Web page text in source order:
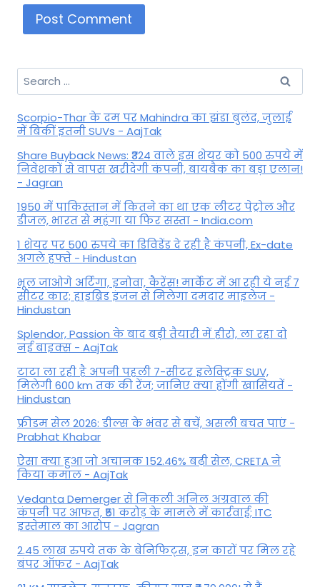
Search
for:
Scorpio-Thar के दम पर Mahindra का झंडा बुलंद, जुलाई
में बिकीं इतनी SUVs - AajTak
Share Buyback News: ₹324 वाले इस शेयर को 500 रुपये में
निवेशकों से वापस खरीदेगी कंपनी, बायबैक का बड़ा एलान!
- Jagran
1950 में पाकिस्तान में कितने का था एक लीटर पेट्रोल और
डीजल, भारत से महंगा या फिर सस्ता - India.com
1 शेयर पर 500 रुपये का डिविडेंड दे रही है कंपनी, Ex-date
अगले हफ्ते - Hindustan
भूल जाओगे अर्टिगा, इनोवा, कैरेंस! मार्केट में आ रही ये नई 7
सीटर कार; हाइब्रिड इंजन से मिलेगा दमदार माइलेज -
Hindustan
Splendor, Passion के बाद बड़ी तैयारी में हीरो, ला रहा दो
नई बाइक्स - AajTak
टाटा ला रही है अपनी पहली 7-सीटर इलेक्ट्रिक SUV,
मिलेगी 600 km तक की रेंज; जानिए क्या होंगी खासियतें -
Hindustan
फ्रीडम सेल 2026: डील्स के भंवर से बचें, असली बचत पाएं -
Prabhat Khabar
ऐसा क्या हुआ जो अचानक 152.46% बढ़ी सेल, CRETA ने
किया कमाल - AajTak
Vedanta Demerger से निकली अनिल अग्रवाल की
कंपनी पर आफत, ₹51 करोड़ के मामले में कार्रवाई; ITC
इस्तेमाल का आरोप - Jagran
2.45 लाख रुपये तक के बेनिफिट्स, इन कारों पर मिल रहे
बंपर ऑफर - AajTak